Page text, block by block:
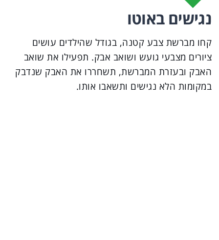
נגישים באוטו
קחו מברשת צבע קטנה, בגודל שהילדים עושים
ציורים מצבעי גועש ושואב אבק. תפעילו את שואב
האבק ובעזרת המברשת, תשחררו את האבק שנדבק
במקומות הלא נגישים ותשאבו אותו.